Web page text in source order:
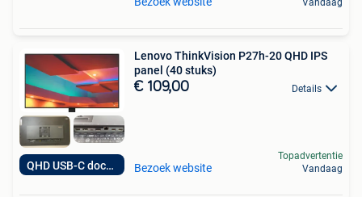
Vandaag
QHD USB-C docking
Lenovo ThinkVision P27h-20 QHD IPS
panel (40 stuks)
€ 109,00 Details
Bezoek website
Topadvertentie
Vandaag